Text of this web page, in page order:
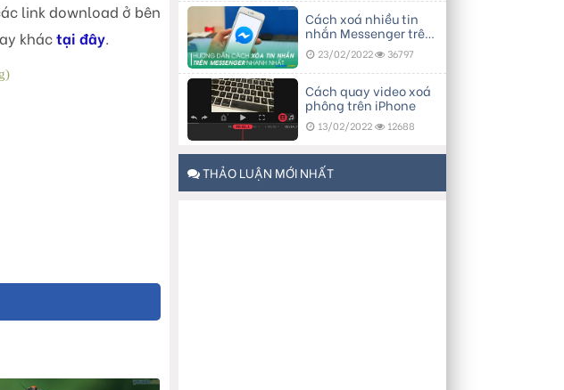
link download ở bên
kháctại đây.
)
Cách xoá nhiều tin
nhắn Messenger trên
điện thoại
23/02/2022 36797
Cách quay video xoá
phông trên iPhone
13/02/2022 12688
THẢO LUẬN MỚI NHẤT